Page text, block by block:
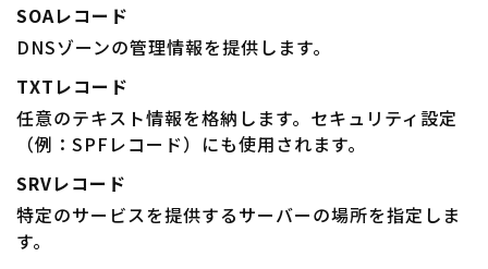
SOAレコード
DNSゾーンの管理情報を提供します。
TXTレコード
任意のテキスト情報を格納します。セキュリティ設定
（例：SPFレコード）にも使用されます。
SRVレコード
特定のサービスを提供するサーバーの場所を指定しま
す。